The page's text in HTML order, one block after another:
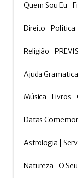
Quem Sou Eu
Direito Política
Religião
Ajuda
Música Livros
Datas
Astrologia
Natureza O